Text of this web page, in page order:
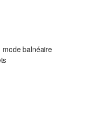
mode balnéaire